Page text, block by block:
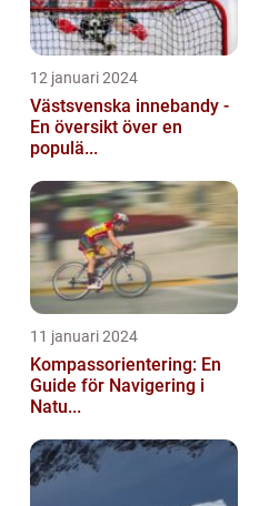
12 januari 2024
Västsvenska innebandy -
En översikt över en
populä...
11 januari 2024
Kompassorientering: En
Guide för Navigering i
Natu...